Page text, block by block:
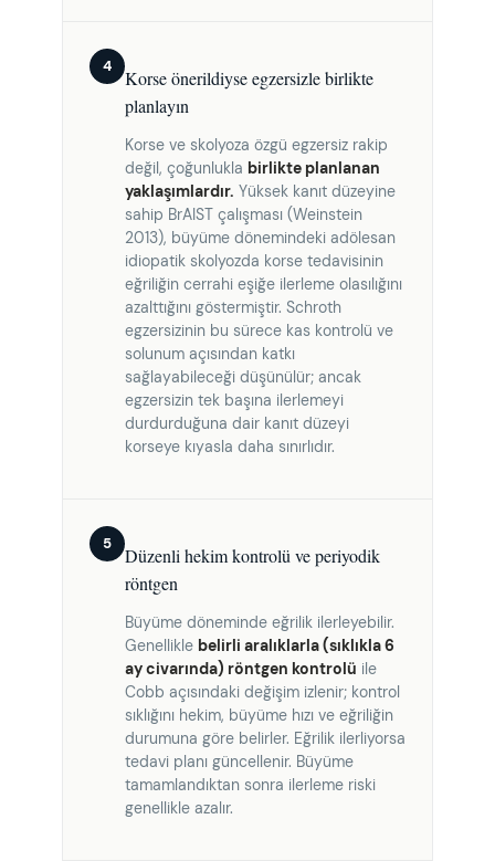
4
Korse önerildiyse egzersizle birlikte
planlayın
Korse ve skolyoza özgü egzersiz rakip
değil, çoğunlukla birlikte planlanan
yaklaşımlardır. Yüksek kanıt düzeyine
sahip BrAIST çalışması (Weinstein
2013), büyüme dönemindeki adölesan
idiopatik skolyozda korse tedavisinin
eğriliğin cerrahi eşiğe ilerleme olasılığını
azalttığını göstermiştir. Schroth
egzersizinin bu sürece kas kontrolü ve
solunum açısından katkı
sağlayabileceği düşünülür; ancak
egzersizin tek başına ilerlemeyi
durdurduğuna dair kanıt düzeyi
korseye kıyasla daha sınırlıdır.
5
Düzenli hekim kontrolü ve periyodik
röntgen
Büyüme döneminde eğrilik ilerleyebilir.
Genellikle belirli aralıklarla (sıklıkla 6
ay civarında) röntgen kontrolü ile
Cobb açısındaki değişim izlenir; kontrol
sıklığını hekim, büyüme hızı ve eğriliğin
durumuna göre belirler. Eğrilik ilerliyorsa
tedavi planı güncellenir. Büyüme
tamamlandıktan sonra ilerleme riski
genellikle azalır.